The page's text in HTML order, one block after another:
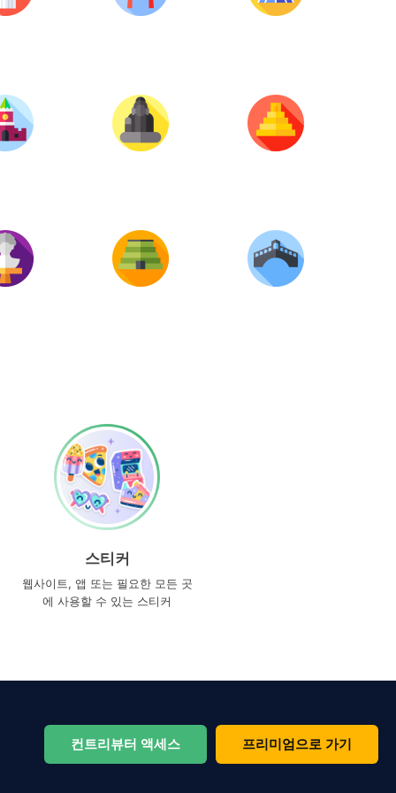
스티커
웹사이트, 앱 또는 필요한 모든 곳
에 사용할 수 있는 스티커
컨트리뷰터 액세스 프리미엄으로 가기